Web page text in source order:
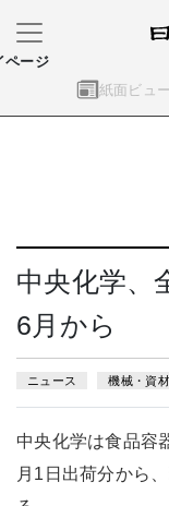
紙面ビュ
ページ
中央化学、
6月から
ニュース 機械・資材
中央化学は食品容
月1日出荷分から